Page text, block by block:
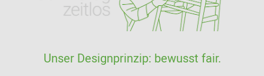
Unser Designprinzip: bewusst fair.